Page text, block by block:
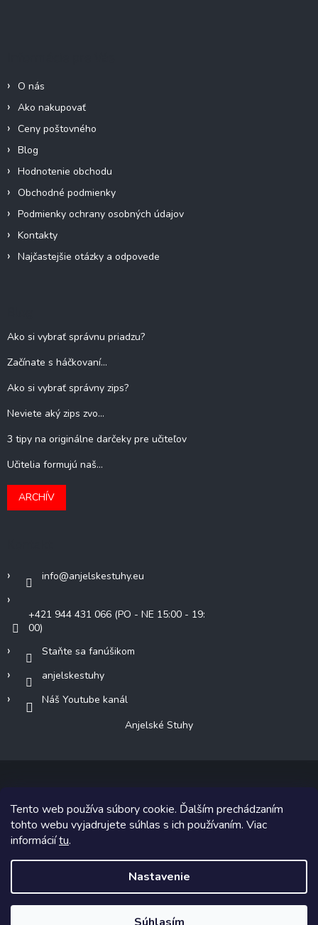
Tento web používa súbory cookie. Ďalším prechádzaním
tohto webu vyjadrujete súhlas s ich používaním. Viac
informáciítu.
Nastavenie
s
u
O nás
Ako nakupovať
Ceny poštovného
Blog
Hodnotenie obchodu
Obchodné podmienky
Podmienky ochrany osobných údajov
Kontakty
Najčastejšie otázky a odpovede
Ako si vybrať správnu priadzu?
Začínate s háčkovaní...
Ako si vybrať správny zips?
Neviete aký zips zvo...
3 tipy na originálne darčeky pre učiteľov
Učitelia formujú naš...
ARCHÍV
info@anjelskestuhy.eu
+421 944 431 066 (PO - NE 15:00 - 19:
00)
Staňte sa fanúšikom
anjelskestuhy
Náš Youtube kanál
Anjelské Stuhy
Copyright 2026Anjelské Stuhy. Všetky práva vyhradené.
Grafický návrh vytvoril a na Shoptet implementoval
Shoptetak.cz.